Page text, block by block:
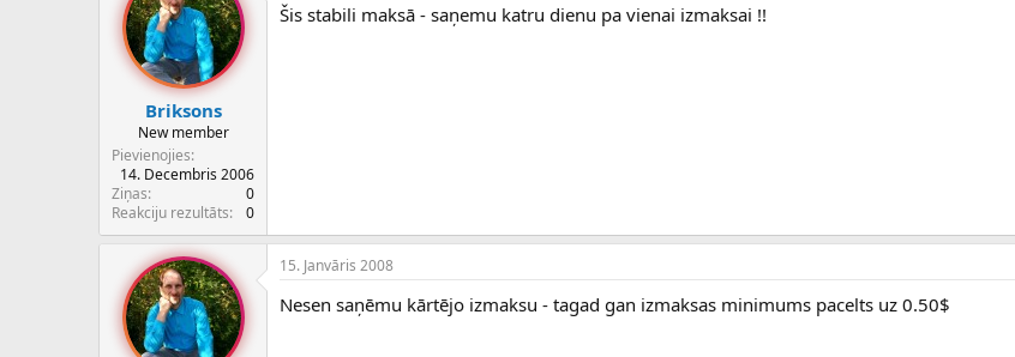
Briksons
New member
Pievienojies
14. Decembris 2006
Ziņas
0
Reakciju rezultāts
0
Šis stabili maksā - saņemu katru dienu pa vienai izmaksai !!
15. Janvāris 2008
Nesen saņēmu kārtējo izmaksu - tagad gan izmaksas minimums pacelts uz 0.50$